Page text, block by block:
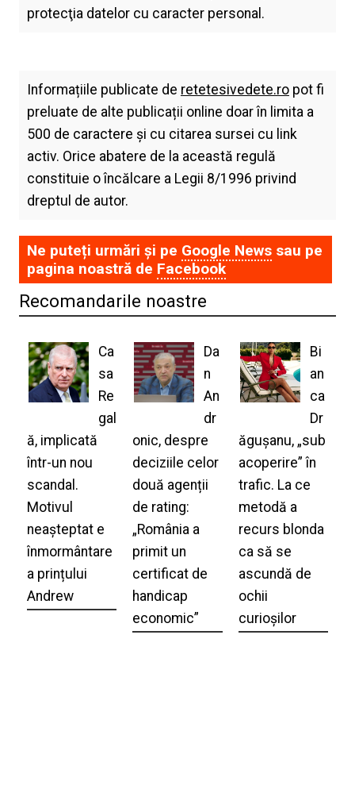
protecţia datelor cu caracter personal.
Informațiile publicate de retetesivedete.ropot fi
preluate de alte publicații online doar în limita a
500 de caractere și cu citarea sursei cu link
activ. Orice abatere de la această regulă
constituie o încălcare a Legii 8/1996 privind
dreptul de autor.
Ne puteți urmări și pe Google Newssau pe
pagina noastră de Facebook
Recomandarile noastre
Ca
sa
Re
gal
ă, implicată
într-un nou
scandal.
Motivul
neașteptat e
înmormântare
a prințului
Andrew
Da
n
An
dr
onic, despre
deciziile celor
două agenții
de rating:
„România a
primit un
certificat de
handicap
economic”
Bi
an
ca
Dr
ăgușanu, „sub
acoperire” în
trafic. La ce
metodă a
recurs blonda
ca să se
ascundă de
ochii
curioșilor